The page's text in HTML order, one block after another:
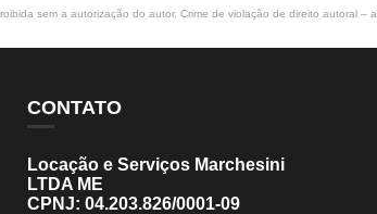
sem a autorização do autor. Crime de violação de direito autoral –
CONTATO
Locação e Serviços Marchesini
LTDA ME
CPNJ: 04.203.826/0001-09